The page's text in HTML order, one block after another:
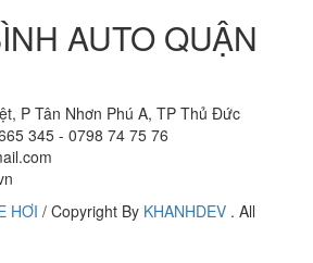
AUTO QUẬN
P Tân Nhơn Phú A, TP Thủ Đức
345 - 0798 74 75 76
HƠI / Copyright By KHANHDEV . All